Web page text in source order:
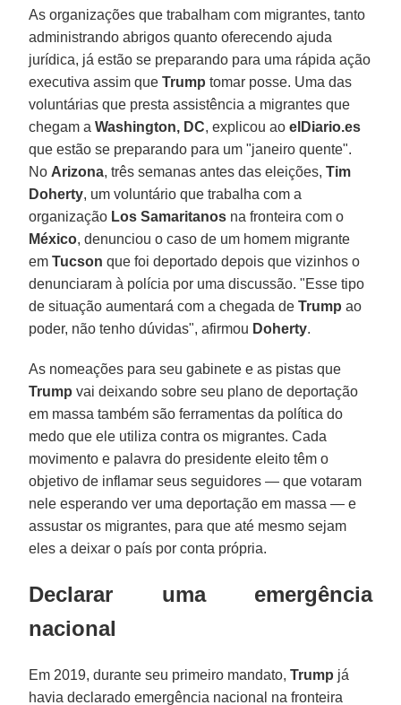
As organizações que trabalham com migrantes, tanto
administrando abrigos quanto oferecendo ajuda
jurídica, já estão se preparando para uma rápida ação
executiva assim queTrump tomar posse. Uma das
voluntárias que presta assistência a migrantes que
chegam aWashington, DC, explicou aoelDiario.es
que estão se preparando para um "janeiro quente".
No Arizona, três semanas antes das eleições,Tim
Doherty, um voluntário que trabalha com a
organização Los Samaritanos na fronteira com o
México, denunciou o caso de um homem migrante
emTucson que foi deportado depois que vizinhos o
denunciaram à polícia por uma discussão. "Esse tipo
de situação aumentará com a chegada deTrump ao
poder, não tenho dúvidas", afirmou Doherty.
As nomeações para seu gabinete e as pistas que
Trump vai deixando sobre seu plano de deportação
em massa também são ferramentas da política do
medo que ele utiliza contra os migrantes. Cada
movimento e palavra do presidente eleito têm o
objetivo de inflamar seus seguidores — que votaram
nele esperando ver uma deportação em massa — e
assustar os migrantes, para que até mesmo sejam
eles a deixar o país por conta própria.
Declarar uma emergência
nacional
Em 2019, durante seu primeiro mandato,Trump já
havia declarado emergência nacional na fronteira